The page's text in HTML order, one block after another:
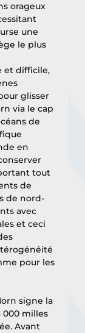
orageux
une
le plus
et difficile,
glisser
via le cap
de
en
tout
de
de nord-
avec
et ceci
pour les
signe la
000 milles
Avant